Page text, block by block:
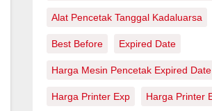
Alat Pencetak Tanggal Kadaluarsa
Best Before Expired Date
Harga Mesin Pencetak Expired Date
Harga Printer Exp Harga Printer